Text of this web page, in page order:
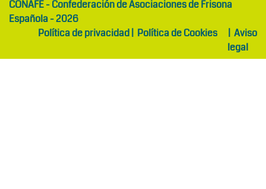
abaya
otelCONAFE - Confederación de Asociaciones de Frisona
Española - 2026
Política de privacidad| Política de Cookies | Aviso
legal